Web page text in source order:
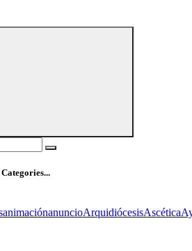
animaciónanuncioArquidiócesisAscética